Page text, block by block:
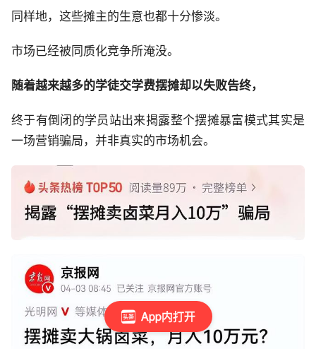
App内打开
同样地，这些摊主的生意也都十分惨淡。
市场已经被同质化竞争所淹没。
随着越来越多的学徒交学费摆摊却以失败告终，
终于有倒闭的学员站出来揭露整个摆摊暴富模式其实是
一场营销骗局，并非真实的市场机会。